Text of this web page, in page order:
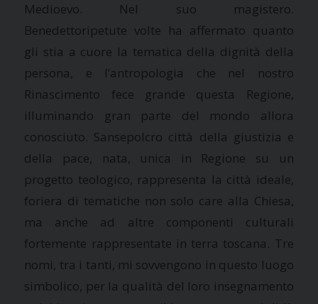
Medioevo. Nel suo magistero.
Benedettoripetute volte ha affermato quanto
gli stia a cuore la tematica della dignità della
persona, e l’antropologia che nel nostro
Rinascimento fece grande questa Regione,
illuminando gran parte del mondo allora
conosciuto. Sansepolcro città della giustizia e
della pace, nata, unica in Regione su un
progetto teologico, rappresenta la città ideale,
foriera di tematiche non solo care alla Chiesa,
ma anche ad altre componenti culturali
fortemente rappresentate in terra toscana. Tre
nomi, tra i tanti, mi sovvengono in questo luogo
simbolico, per la qualità del loro insegnamento